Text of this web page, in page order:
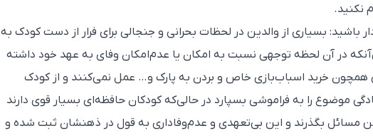
نکنید.
باشید: بسیاری از والدین در لحظات بحرانی و جنجالی برای فرار از دست کودک به
در آن لحظه توجهی نسبت به امکان یا عدم‌امکان وفای به عهد خود داشته
همچون خرید اسباب‌بازی خاص و بردن به پارک و… عمل نمی‌کنند و از کودک
موضوع را به فراموشی بسپارد در حالی‌که کودکان حافظه‌ای بسیار قوی دارند
مسائل بگذرند و این بی‌تعهدی و عدم‌وفاداری به قول در ذهنشان ثبت شده و